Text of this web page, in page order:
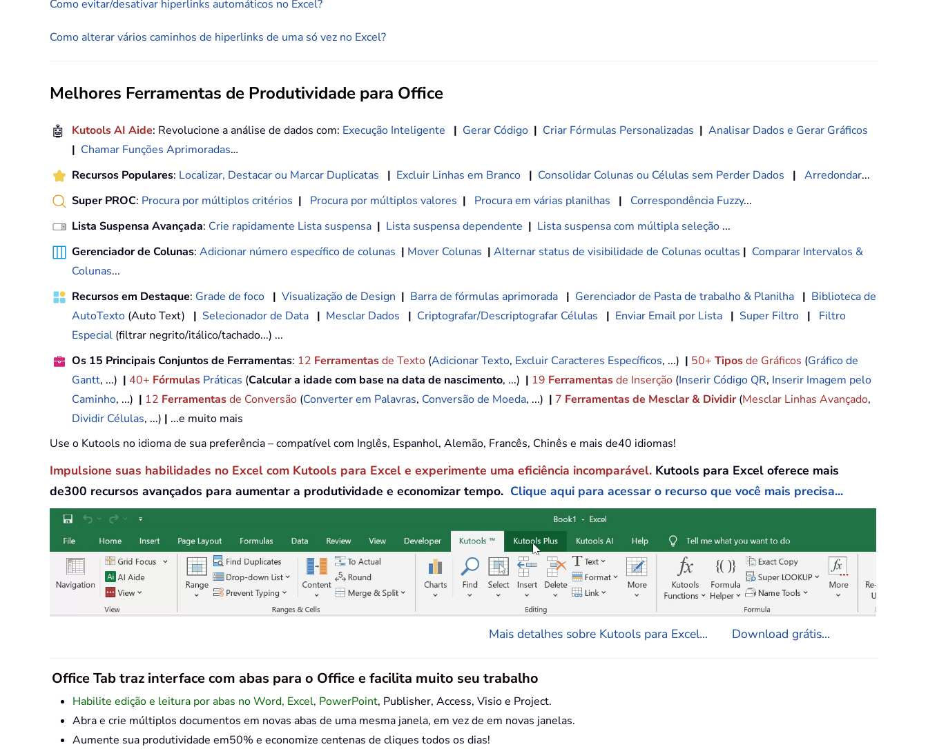
Como evitar/desativar hiperlinks automáticos no Excel?
Como alterar vários caminhos de hiperlinks de uma só vez no Excel?
Melhores Ferramentas de Produtividade para Office
🤖 Kutools AI Aide: Revolucione a análise de dados com: Execução Inteligente | Gerar Código | Criar Fórmulas Personalizadas | Analisar Dados e Gerar Gráficos
| Chamar Funções Aprimoradas…
Recursos Populares: Localizar, Destacar ou Marcar Duplicatas | Excluir Linhas em Branco | Consolidar Colunas ou Células sem Perder Dados | Arredondar...
Super PROC: Procura por múltiplos critérios | Procura por múltiplos valores | Procura em várias planilhas | Correspondência Fuzzy...
Lista Suspensa Avançada: Crie rapidamente Lista suspensa | Lista suspensa dependente | Lista suspensa com múltipla seleção ...
Gerenciador de Colunas: Adicionar número específico de colunas | Mover Colunas | Alternar status de visibilidade de Colunas ocultas | Comparar Intervalos &
Colunas...
Recursos em Destaque: Grade de foco | Visualização de Design | Barra de fórmulas aprimorada | Gerenciador de Pasta de trabalho & Planilha | Biblioteca de
AutoTexto (Auto Text) | Selecionador de Data | Mesclar Dados | Criptografar/Descriptografar Células | Enviar Email por Lista | Super Filtro |
Filtro
Especial (filtrar negrito/itálico/tachado...) ...
Os 15 Principais Conjuntos de Ferramentas: 12 Ferramentasde Texto (Adicionar Texto, Excluir Caracteres Específicos, ...) | 50+ Tiposde Gráficos (Gráfico de
Gantt, ...) | 40+ Fórmulas Práticas (Calcular a idade com base na data de nascimento, ...) | 19 Ferramentasde Inserção (Inserir Código QR, Inserir Imagem pelo
Caminho, ...) | 12 Ferramentasde Conversão (Converter em Palavras, Conversão de Moeda, ...) | 7 Ferramentas de Mesclar & Dividir (Mesclar Linhas Avançado,
Dividir Células, ...) | ...e muito mais
Use o Kutools no idioma de sua preferência – compatível com Inglês, Espanhol, Alemão, Francês, Chinês e mais de40 idiomas!
Impulsione suas habilidades no Excel com Kutools para Excel e experimente uma eficiência incomparável. Kutools para Excel oferece mais
de300 recursos avançados para aumentar a produtividade e economizar tempo. Clique aqui para acessar o recurso que você mais precisa...
Mais detalhes sobre Kutools para Excel... Download grátis...
Office Tab traz interface com abas para o Office e facilita muito seu trabalho
Habilite edição e leitura por abas no Word, Excel, PowerPoint, Publisher, Access, Visio e Project.
Abra e crie múltiplos documentos em novas abas de uma mesma janela, em vez de em novas janelas.
Aumente sua produtividade em50% e economize centenas de cliques todos os dias!